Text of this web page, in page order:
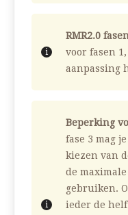
RMR2.0
voor fasen
aanpassing
Beperking
fase 3 mag
kiezen van
de
gebruiken.
ieder de